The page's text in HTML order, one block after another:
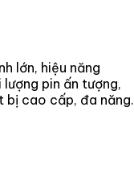
lớn, hiệu năng
pin ấn tượng,
bị cao cấp, đa năng.